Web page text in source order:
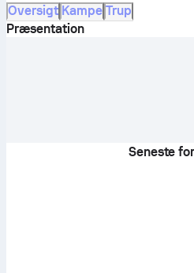
Oversigt Kampe Trup
Præsentation
Seneste